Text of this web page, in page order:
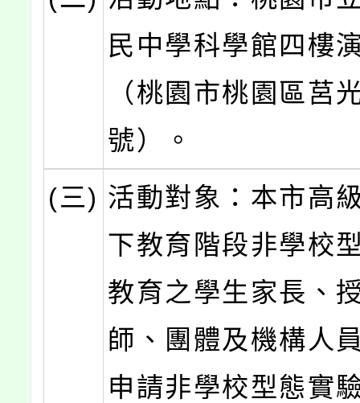
民中學科學館四樓
（桃園市桃園區莒
號）。
(三) 活動對象：本市高
下教育階段非學校
教育之學生家長、
師、團體及機構人
申請非學校型態實